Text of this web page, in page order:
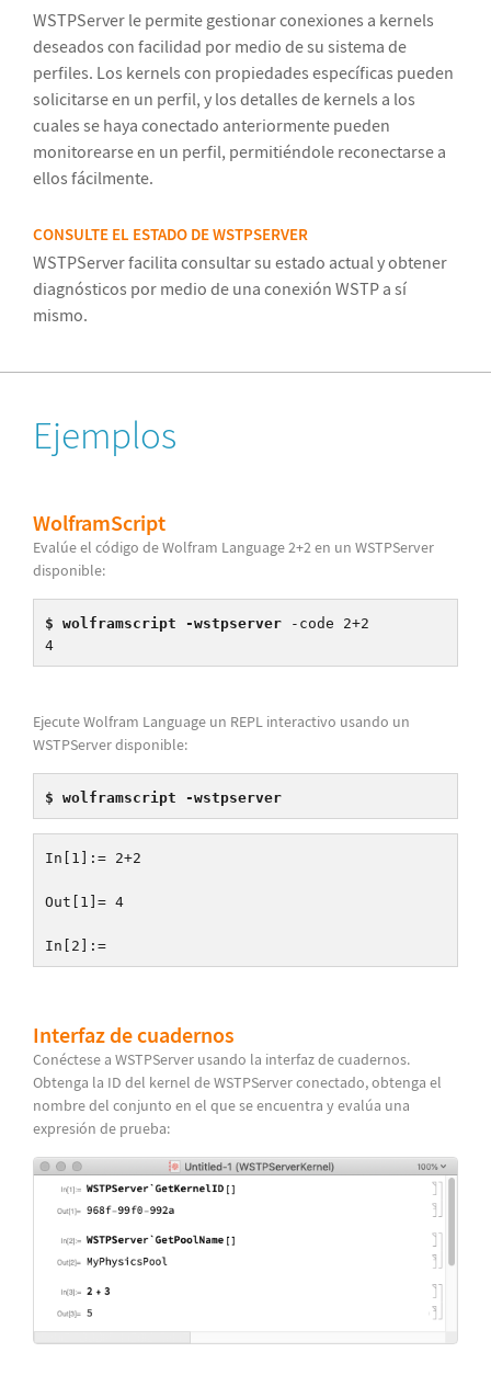
WSTPServer le permite gestionar conexiones a kernels
deseados con facilidad por medio de su sistema de
perfiles. Los kernels con propiedades específicas pueden
solicitarse en un perfil, y los detalles de kernels a los
cuales se haya conectado anteriormente pueden
monitorearse en un perfil, permitiéndole reconectarse a
ellos fácilmente.
CONSULTE EL ESTADO DE WSTPSERVER
WSTPServer facilita consultar su estado actual y obtener
diagnósticos por medio de una conexión WSTP a sí
mismo.
Ejemplos
WolframScript
Evalúe el código de Wolfram Language 2+2 en un WSTPServer
disponible:
$ wolframscript -wstpserver -code 2+2
4
Ejecute Wolfram Language un REPL interactivo usando un
WSTPServer disponible:
$ wolframscript -wstpserver
In[1]:= 2+2
Out[1]= 4
Interfaz de cuadernos
Conéctese a WSTPServer usando la interfaz de cuadernos.
Obtenga la ID del kernel de WSTPServer conectado, obtenga el
nombre del conjunto en el que se encuentra y evalúa una
expresión de prueba: